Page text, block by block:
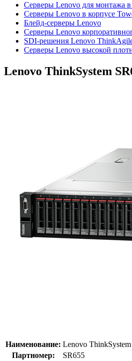
Серверы Lenovo для монтажа в
Серверы Lenovo в корпусе
Блейд-серверы Lenovo
Cерверы Lenovo
SDI-решения Lenovo
Серверы Lenovo высокой
Lenovo ThinkSystem
Наименование: Lenovo ThinkSystem
Партномер:
SR655